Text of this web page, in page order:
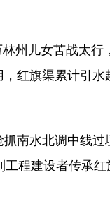
儿女苦战太行
红旗渠累计引
水北调中线过
程建设者传承